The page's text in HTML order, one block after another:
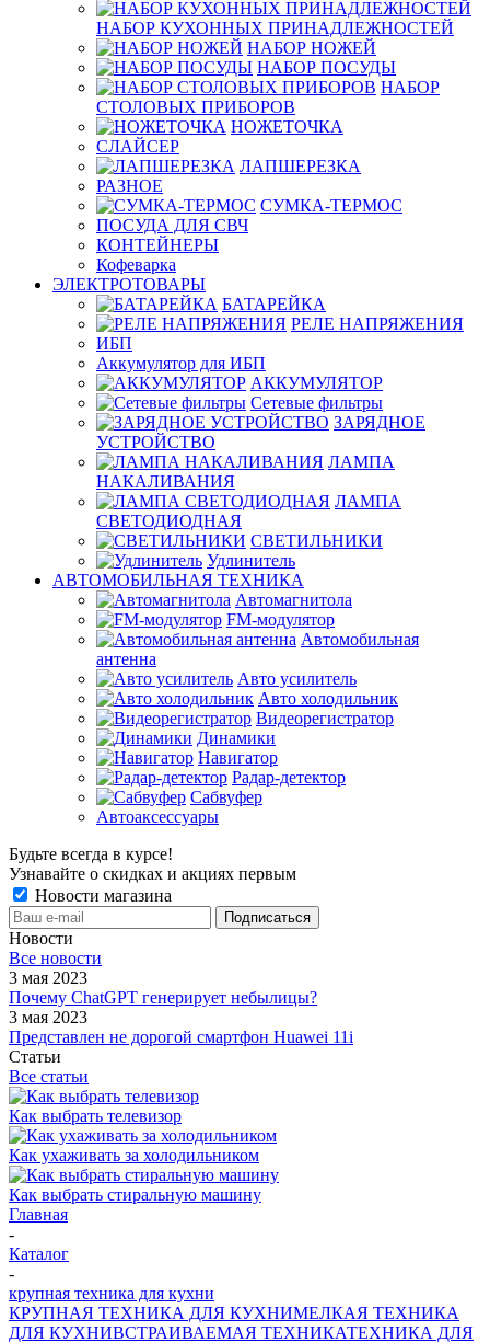
НАБОР КУХОННЫХ ПРИНАДЛЕЖНОСТЕЙ
НАБОР НОЖЕЙ
НАБОР ПОСУДЫ
НАБОР
СТОЛОВЫХ ПРИБОРОВ
НОЖЕТОЧКА
СЛАЙСЕР
ЛАПШЕРЕЗКА
РАЗНОЕ
СУМКА-ТЕРМОС
ПОСУДА ДЛЯ СВЧ
КОНТЕЙНЕРЫ
Кофеварка
ЭЛЕКТРОТОВАРЫ
БАТАРЕЙКА
РЕЛЕ НАПРЯЖЕНИЯ
ИБП
Аккумулятор для ИБП
АККУМУЛЯТОР
Сетевые фильтры
ЗАРЯДНОЕ
УСТРОЙСТВО
ЛАМПА
НАКАЛИВАНИЯ
ЛАМПА
СВЕТОДИОДНАЯ
СВЕТИЛЬНИКИ
Удлинитель
АВТОМОБИЛЬНАЯ ТЕХНИКА
Автомагнитола
FM-модулятор
Автомобильная
антенна
Авто усилитель
Авто холодильник
Видеорегистратор
Динамики
Навигатор
Радар-детектор
Сабвуфер
Автоаксессуары
Будьте всегда в курсе!
Узнавайте о скидках и акциях первым
Новости магазина
Новости
Все новости
3 мая 2023
Почему ChatGPT генерирует небылицы?
3 мая 2023
Представлен не дорогой смартфон Huawei 11i
Статьи
Все статьи
Как выбрать телевизор
Как ухаживать за холодильником
Как выбрать стиральную машину
Главная
-
Каталог
-
крупная техника для кухни
КРУПНАЯ ТЕХНИКА ДЛЯ КУХНИМЕЛКАЯ ТЕХНИКА
ДЛЯ КУХНИВСТРАИВАЕМАЯ ТЕХНИКАТЕХНИКА ДЛЯ